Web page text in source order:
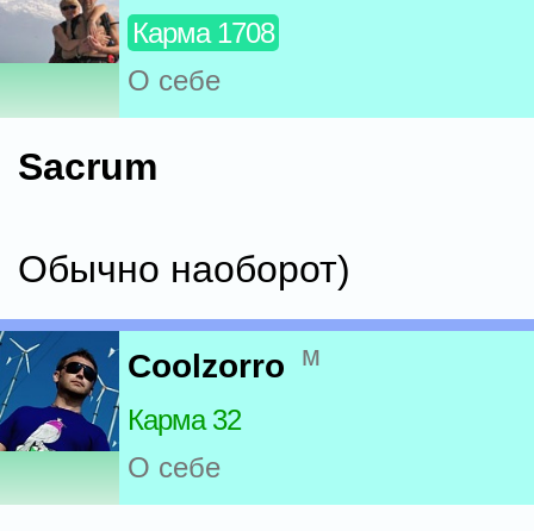
Карма 1708
О себе
Sacrum
Обычно наоборот)
Coolzorro м
Карма 32
О себе